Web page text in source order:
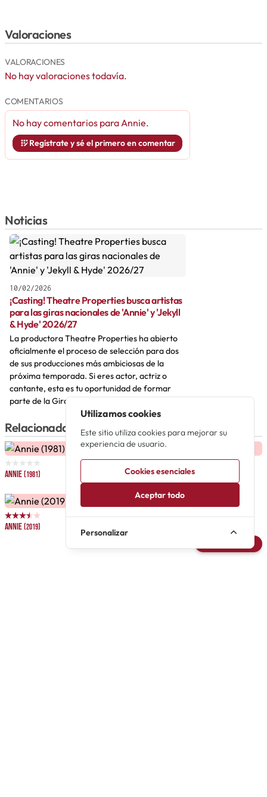
Valoraciones
VALORACIONES
No hay valoraciones todavía.
COMENTARIOS
No hay comentarios para Annie.
Regístrate y sé el primero en comentar
Noticias
10/02/2026
¡Casting! Theatre Properties busca artistas
para las giras nacionales de 'Annie' y 'Jekyll
& Hyde' 2026/27
La productora Theatre Properties ha abierto
oficialmente el proceso de selección para dos
de sus producciones más ambiciosas de la
próxima temporada. Si eres actor, actriz o
cantante, esta es tu oportunidad de formar
parte de la Gira Nacional 2026/27 de d...
Relacionadas
Annie(1981) (2000) Annie
Annie(2019) Annie Jr.
Utilizamos cookies
Este sitio utiliza cookies para mejorar su
experiencia de usuario.
Cookies esenciales
Aceptar todo
Personalizar